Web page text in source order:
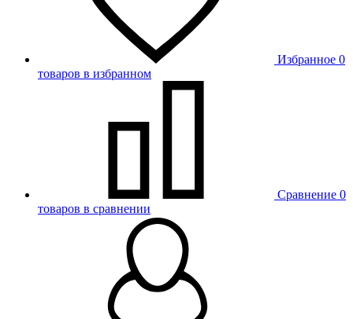
Избранное 0
товаров в избранном
Сравнение 0
товаров в сравнении